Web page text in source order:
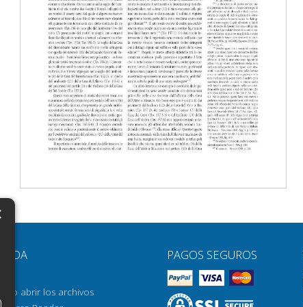
AYUDA
abrir los archivos
PAGOS SEGUROS